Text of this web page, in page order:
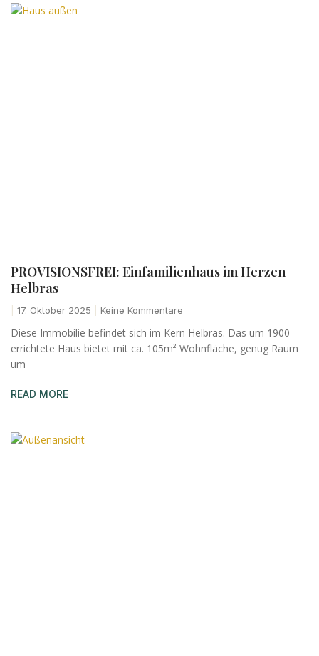
PROVISIONSFREI: Einfamilienhaus im Herzen
Helbras
17. Oktober 2025 Keine Kommentare
Diese Immobilie befindet sich im Kern Helbras. Das um 1900
errichtete Haus bietet mit ca. 105m² Wohnfläche, genug Raum
um
READ MORE